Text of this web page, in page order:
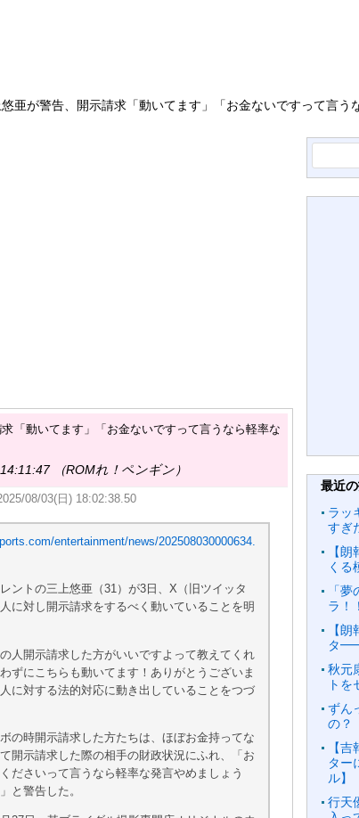
亜が警告、開示請求「動いてます」「お金ないですって言う
「動いてます」「お金ないですって言うなら軽率な
（ROMれ！ペンギン）
08/03(日) 18:02:38.50
entertainment/news/202508030000634.
ントの三上悠亜（31）が3日、X（旧ツイッタ
に対し開示請求をするべく動いていることを明
人開示請求した方がいいですよって教えてくれ
ずにこちらも動いてます！ありがとうございま
に対する法的対応に動き出していることをつづ
の時開示請求した方たちは、ほぼお金持ってな
開示請求した際の相手の財政状況にふれ、「お
ださいって言うなら軽率な発言やめましょう
と警告した。
索:
最近
ラッ
すぎ
【
くる
「
ラ！
【
タ
秋元
ト
ずん
の？
【
ター
ル】
行天